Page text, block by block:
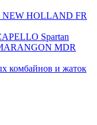
NEW HOLLAND FR
Spartan
MDR
комбайнов и жаток